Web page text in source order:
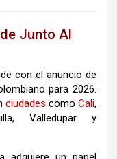
Junto Al
con el anuncio de
para 2026.
ciudades como Cali,
, Valledupary